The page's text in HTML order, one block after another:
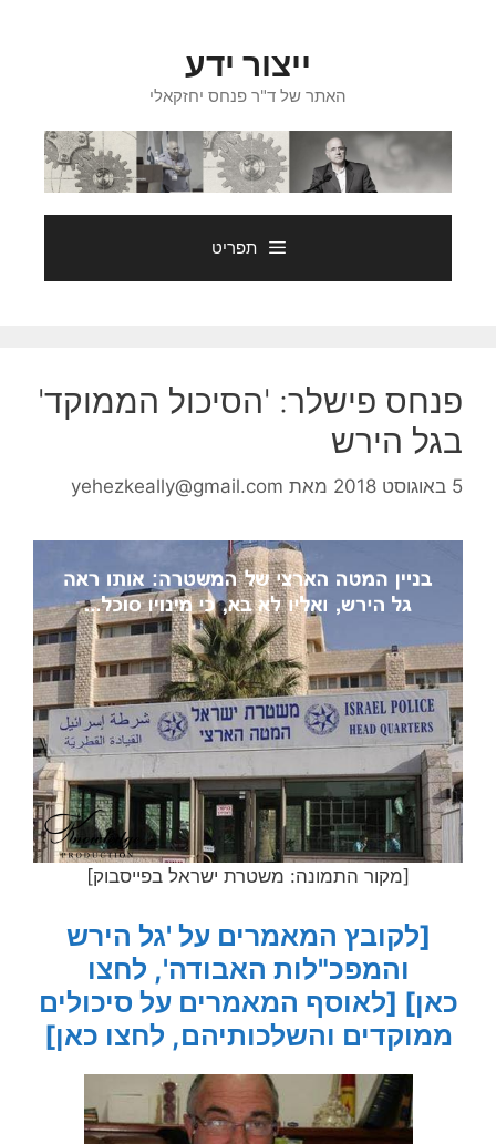
ייצור ידע
האתר של ד"ר פנחס יחזקאלי
תפריט
פנחס פישלר: 'הסיכול הממוקד'
בגל הירש
5 באוגוסט 2018 מאת yehezkeally@gmail.com
[מקור התמונה: משטרת ישראל בפייסבוק]
[לקובץ המאמרים על 'גל הירש
והמפכ"לות האבודה', לחצו
כאן] [לאוסף המאמרים על סיכולים
ממוקדים והשלכותיהם, לחצו כאן]